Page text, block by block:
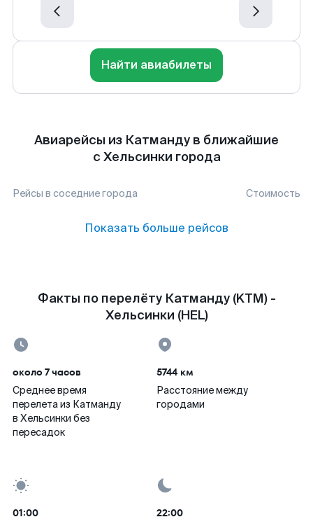
Найти авиабилеты
Авиарейсы из Катманду в ближайшие
с Хельсинки города
Рейсы в соседние города Стоимость
Показать больше рейсов
Факты по перелёту Катманду (KTM) -
Хельсинки (HEL)
около 7 часов
Среднее время
перелета из Катманду
в Хельсинки без
пересадок
5744 км
Расстояние между
городами
01:00 22:00